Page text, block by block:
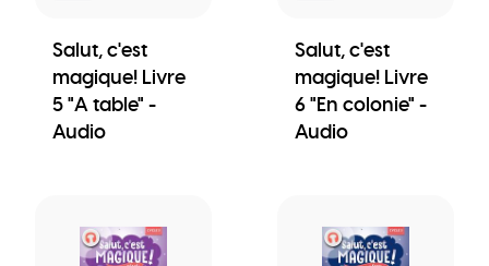
Salut, c'est
magique! Livre
5 "A table" -
Audio
Salut, c'est
magique! Livre
6 "En colonie" -
Audio